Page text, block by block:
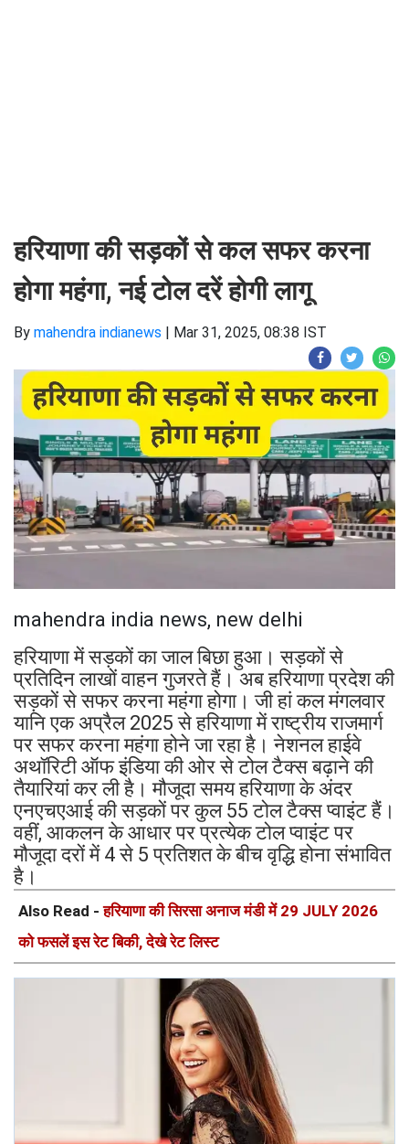
हरियाणा की सड़कों से कल सफर करना
होगा महंगा, नई टोल दरें होगी लागू
By mahendra indianews | Mar 31, 2025, 08:38 IST
mahendra india news, new delhi
हरियाणा में सड़कों का जाल बिछा हुआ। सड़कों से
प्रतिदिन लाखों वाहन गुजरते हैं। अब हरियाणा प्रदेश की
सड़कों से सफर करना महंगा होगा। जी हां कल मंगलवार
यानि एक अप्रैल 2025 से हरियाणा में राष्ट्रीय राजमार्ग
पर सफर करना महंगा होने जा रहा है। नेशनल हाईवे
अथॉरिटी ऑफ इंडिया की ओर से टोल टैक्स बढ़ाने की
तैयारियां कर ली है। मौजूदा समय हरियाणा के अंदर
एनएचएआई की सड़कों पर कुल 55 टोल टैक्स प्वाइंट हैं।
वहीं, आकलन के आधार पर प्रत्येक टोल प्वाइंट पर
मौजूदा दरों में 4 से 5 प्रतिशत के बीच वृद्धि होना संभावित
है।
Also Read -हरियाणा की सिरसा अनाज मंडी में 29 JULY 2026
को फसलें इस रेट बिकी, देखे रेट लिस्ट